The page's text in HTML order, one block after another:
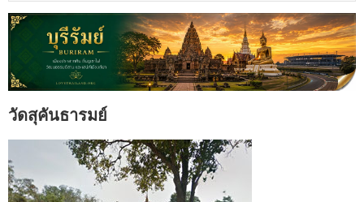
วัดสุคันธารมย์